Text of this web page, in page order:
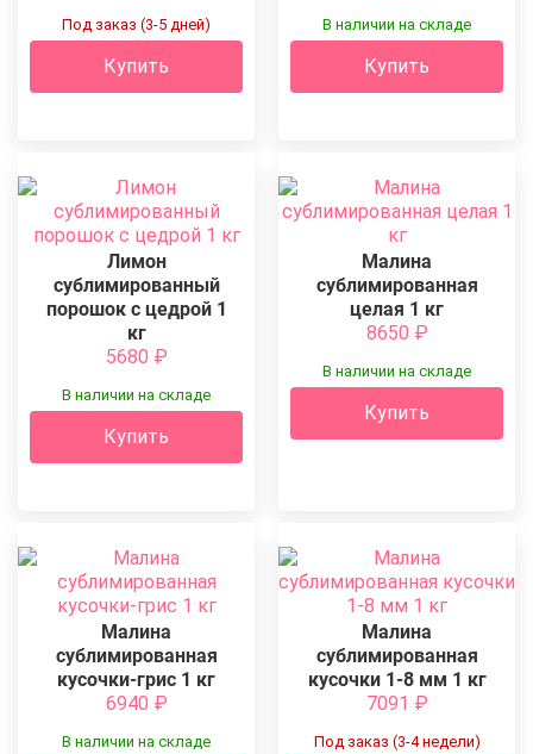
Под заказ (3-5 дней)
Купить
В наличии на складе
Купить
Лимон
сублимированный
порошок c цедрой 1
кг
5680 ₽
В наличии на складе
Купить
Малина
сублимированная
целая 1 кг
8650 ₽
В наличии на складе
Купить
Малина
сублимированная
кусочки-грис 1 кг
6940 ₽
В наличии на складе
Малина
сублимированная
кусочки 1-8 мм 1 кг
7091 ₽
Под заказ (3-4 недели)